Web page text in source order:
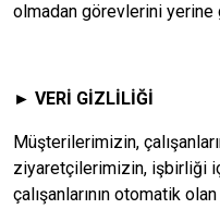
olmadan görevlerini yerine
► VERİ GİZLİLİĞİ
Müşterilerimizin,
ziyaretçilerimizin, işbirliği
çalışanlarının otomatik